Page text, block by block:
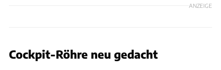
ANZEIGE
Cockpit-Röhre neu gedacht